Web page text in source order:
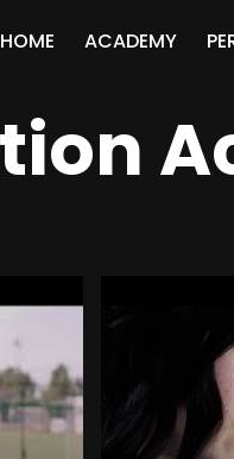
HOME ACADEMY